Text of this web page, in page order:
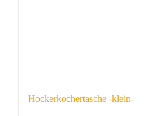
Hockerkochertasche -klein-